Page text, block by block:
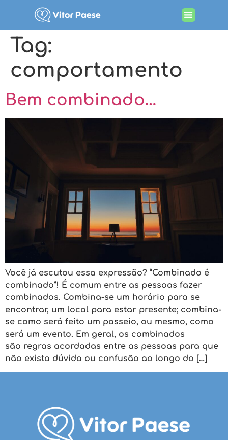
Tag:
comportamento
Bem combinado…
Você já escutou essa expressão? “Combinado é
combinado”! É comum entre as pessoas fazer
combinados. Combina-se um horário para se
encontrar, um local para estar presente; combina-
se como será feito um passeio, ou mesmo, como
será um evento. Em geral, os combinados
são regras acordadas entre as pessoas para que
não exista dúvida ou confusão ao longo do […]